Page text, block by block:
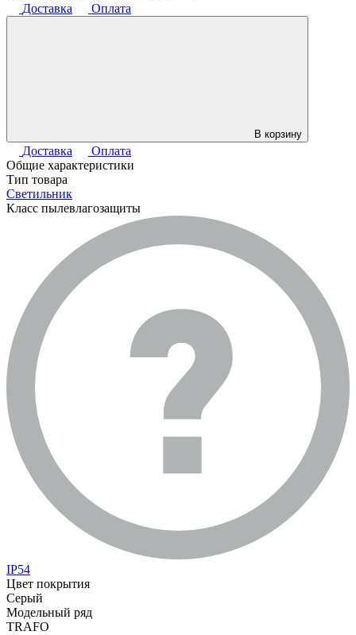
Доставка
Оплата
В корзину
Доставка
Оплата
Общие характеристики
Тип товара
Светильник
Класс пылевлагозащиты
IP54
Цвет покрытия
Серый
Модельный ряд
TRAFO